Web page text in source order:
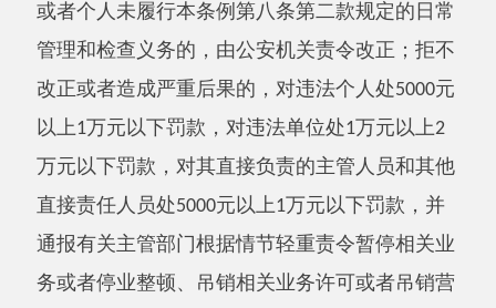
的，依法给予治安管理处罚；构成犯罪的，依法
追究刑事责任。
第三十二条公安机关及其工作人员在履行
公共安全视频系统建设、使用、监督管理职责过
程中，违反本条例规定，或者有其他滥用职权、
玩忽职守、徇私舞弊行为的，由上级公安机关或
者有关主管部门责令改正，对负有责任的领导人